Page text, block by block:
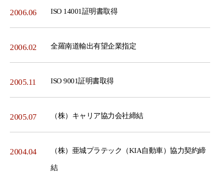
2006.06 ISO 14001証明書取得
2006.02 全羅南道輸出有望企業指定
2005.11 ISO 9001証明書取得
2005.07 （株）キャリア協力会社締結
2004.04 （株）亜城プラテック（KIA自動車）協力契約締
結